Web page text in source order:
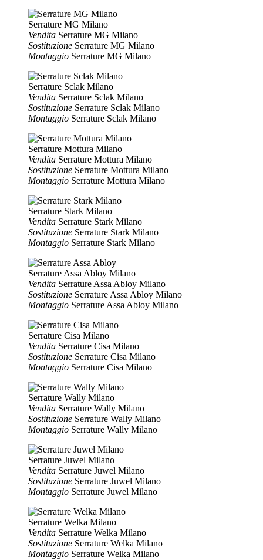
Serrature MG Milano
Vendita Serrature MG Milano
Sostituzione Serrature MG Milano
Montaggio Serrature MG Milano
Serrature Sclak Milano
Vendita Serrature Sclak Milano
Sostituzione Serrature Sclak Milano
Montaggio Serrature Sclak Milano
Serrature Mottura Milano
Vendita Serrature Mottura Milano
Sostituzione Serrature Mottura Milano
Montaggio Serrature Mottura Milano
Serrature Stark Milano
Vendita Serrature Stark Milano
Sostituzione Serrature Stark Milano
Montaggio Serrature Stark Milano
Serrature Assa Abloy Milano
Vendita Serrature Assa Abloy Milano
Sostituzione Serrature Assa Abloy Milano
Montaggio Serrature Assa Abloy Milano
Serrature Cisa Milano
Vendita Serrature Cisa Milano
Sostituzione Serrature Cisa Milano
Montaggio Serrature Cisa Milano
Serrature Wally Milano
Vendita Serrature Wally Milano
Sostituzione Serrature Wally Milano
Montaggio Serrature Wally Milano
Serrature Juwel Milano
Vendita Serrature Juwel Milano
Sostituzione Serrature Juwel Milano
Montaggio Serrature Juwel Milano
Serrature Welka Milano
Vendita Serrature Welka Milano
Sostituzione Serrature Welka Milano
Montaggio Serrature Welka Milano